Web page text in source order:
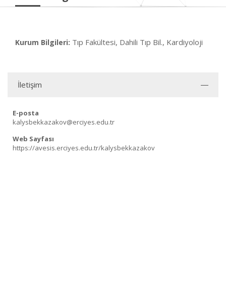
Kurum Bilgileri: Tıp Fakültesi, Dahili Tıp Bil., Kardiyoloji
İletişim
E-posta
kalysbekkazakov@erciyes.edu.tr
Web Sayfası
https://avesis.erciyes.edu.tr/kalysbekkazakov